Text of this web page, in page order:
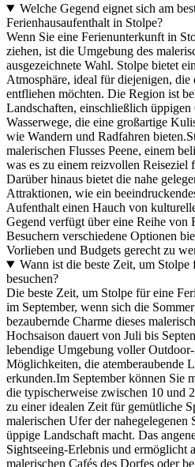
Welche Gegend eignet sich am
Ferienhausaufenthalt in Stolpe?
Wenn Sie eine Ferienunterkunft in
ziehen, ist die Umgebung des
ausgezeichnete Wahl. Stolpe bietet
Atmosphäre, ideal für diejenigen, die
entfliehen möchten. Die Region ist
Landschaften, einschließlich
Wasserwege, die eine großartige
wie Wandern und Radfahren
malerischen Flusses Peene, einem
was es zu einem reizvollen Reiseziel
Darüber hinaus bietet die nahe
Attraktionen, wie ein
Aufenthalt einen Hauch von
Gegend verfügt über eine Reihe von
Besuchern verschiedene Optionen
Vorlieben und Budgets gerecht zu
Wann ist die beste Zeit, um
besuchen?
Die beste Zeit, um Stolpe für eine
im September, wenn sich die
bezaubernde Charme dieses
Hochsaison dauert von Juli bis
lebendige Umgebung voller
Möglichkeiten, die atemberaubende
erkunden.Im September können Sie
die typischerweise zwischen 10 und
zu einer idealen Zeit für gemütliche
malerischen Ufer der nahegelegenen
üppige Landschaft macht. Das
Sightseeing-Erlebnis und ermöglicht
malerischen Cafés des Dorfes oder